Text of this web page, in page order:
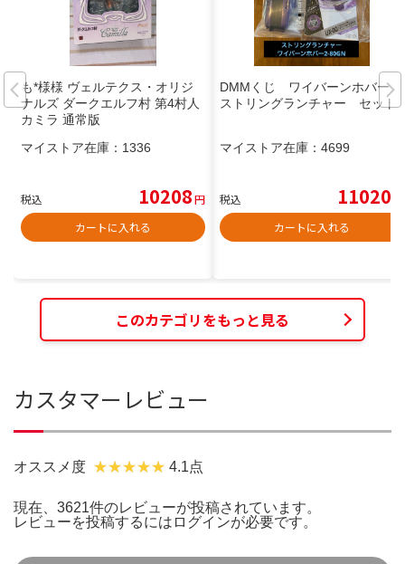
も*様様 ヴェルテクス・オリジ
ナルズ ダークエルフ村 第4村人
カミラ 通常版
マイストア在庫： 1336
税込 10208円
カートに入れる
DMMくじ ワイバーンホバー
ストリングランチャー セット
マイストア在庫： 4699
税込 11020
カートに入れる
このカテゴリをもっと見る
カスタマーレビュー
オススメ度 4.1点
現在、3621件のレビューが投稿されています。
レビューを投稿するには ログインが必要です。